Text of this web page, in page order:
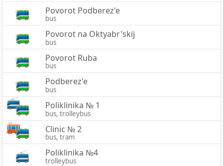
Povorot Podberez'e
bus
Povorot na Oktyabr'skij
bus
Povorot Ruba
bus
Podberez'e
bus
Poliklinika № 1
bus, trolleybus
Clinic № 2
bus, tram
Poliklinika №4
trolleybus